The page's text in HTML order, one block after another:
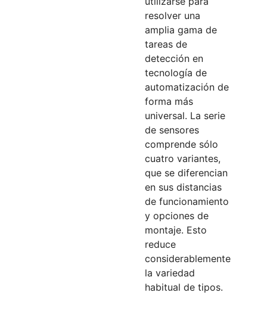
resolver una
amplia gama de
tareas de
detección en
tecnología de
automatización de
forma más
universal. La serie
de sensores
comprende sólo
cuatro variantes,
que se diferencian
en sus distancias
de funcionamiento
y opciones de
montaje. Esto
reduce
considerablemente
la variedad
habitual de tipos.